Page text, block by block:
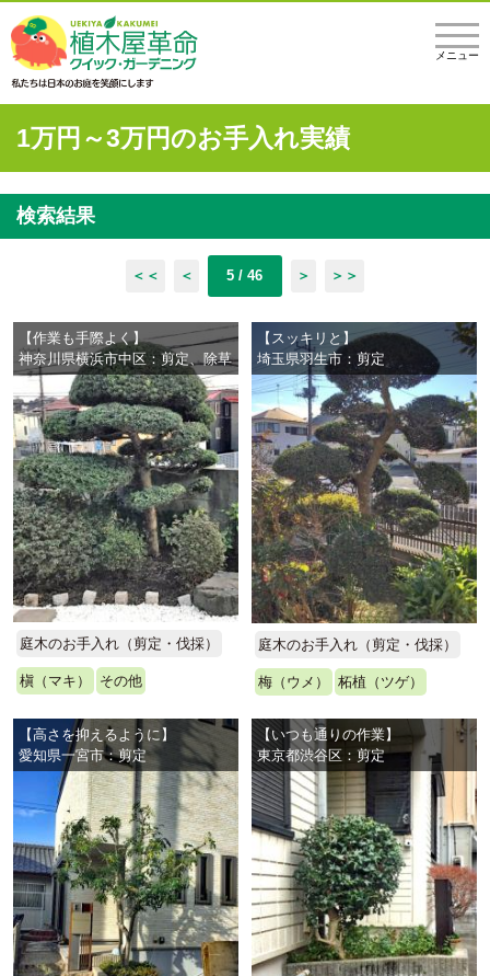
メニュー
1万円～3万円のお手入れ実績
検索結果
＜＜ ＜ 5 / 46 ＞ ＞＞
【作業も手際よく】
神奈川県横浜市中区：剪定、除草
庭木のお手入れ（剪定・伐採）
槇（マキ） その他
【スッキリと】
埼玉県羽生市：剪定
庭木のお手入れ（剪定・伐採）
梅（ウメ） 柘植（ツゲ）
【高さを抑えるように】
愛知県一宮市：剪定
【いつも通りの作業】
東京都渋谷区：剪定